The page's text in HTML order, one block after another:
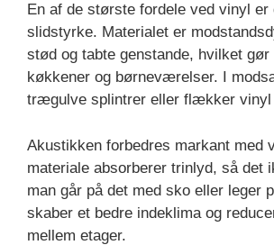
En af de største fordele ved vinyl er
slidstyrke. Materialet er
stød og tabte genstande, hvilket gør
køkkener og børneværelser. I
trægulve splintrer eller flækker vinyl
Akustikken forbedres markant med
materiale absorberer trinlyd, så det
man går på det med sko eller leger
skaber et bedre indeklima og
mellem etager.